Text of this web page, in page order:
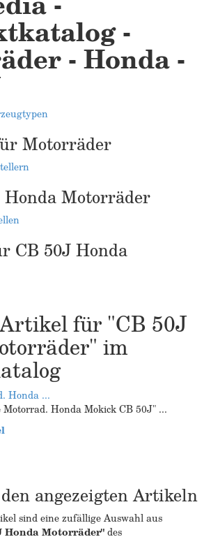
-
- Honda -
Motorräder
Motorräder
CB 50J Honda
für "CB 50J
im
Honda ...
Motorrad. Honda Mokick CB 50J" ...
angezeigten Artikeln
sind eine zufällige Auswahl aus
Honda Motorräder"des